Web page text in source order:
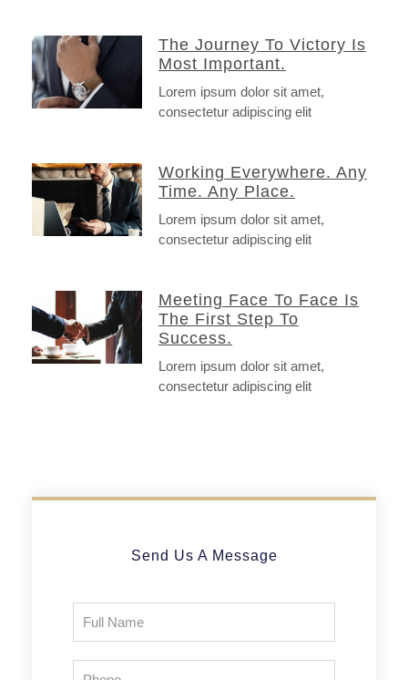
The Journey To Victory Is
Most Important.
Lorem ipsum dolor sit amet,
consectetur adipiscing elit
Working Everywhere. Any
Time. Any Place.
Lorem ipsum dolor sit amet,
consectetur adipiscing elit
Meeting Face To Face Is
The First Step To
Success.
Lorem ipsum dolor sit amet,
consectetur adipiscing elit
Send Us A Message